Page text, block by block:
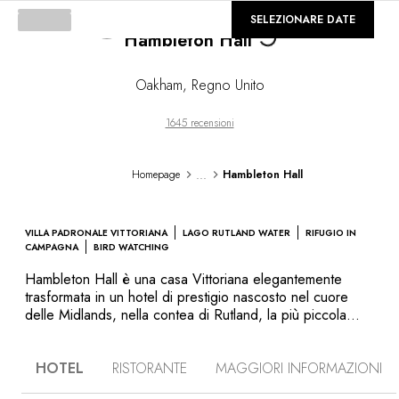
GALLERIA
Hambleton HallLoading...
Oakham, Regno Unito
1645 recensioni
Homepage ... Hambleton Hall
VILLA PADRONALE VITTORIANA LAGO RUTLAND WATER
RIFUGIO IN
CAMPAGNA
BIRD WATCHING
Hambleton Hall è una casa Vittoriana elegantemente
trasformata in un hotel di prestigio nascosto nel cuore
delle Midlands, nella contea di Rutland, la più piccola
attrattive di questo hotel che si erge su una collina
SELEZIONARE DATE
HOTEL RISTORANTE MAGGIORI INFORMAZIONI